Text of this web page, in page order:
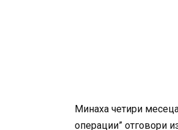
Минаха четири
операции” отговори